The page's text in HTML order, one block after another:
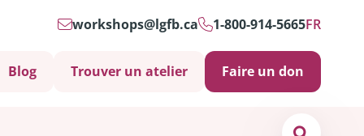
workshops@lgfb.ca 1-800-914-5665FR
Blog Trouver un atelier Faire un don